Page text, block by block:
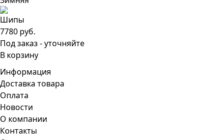
7780 руб.
Под заказ - уточняйте
В корзину
Информация
Доставка товара
Оплата
Новости
О компании
Контакты